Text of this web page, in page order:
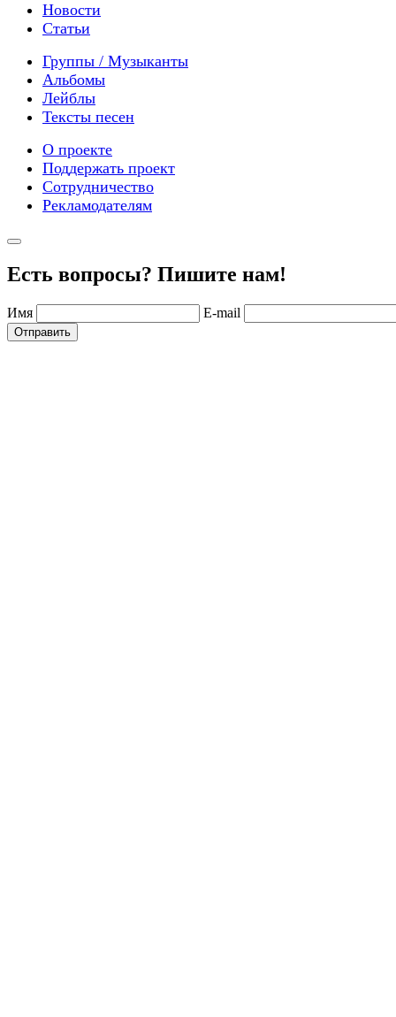
Новости
Статьи
Группы / Музыканты
Альбомы
Лейблы
Тексты песен
О проекте
Поддержать проект
Сотрудничество
Рекламодателям
Есть вопросы? Пишите нам!
Имя E-mail